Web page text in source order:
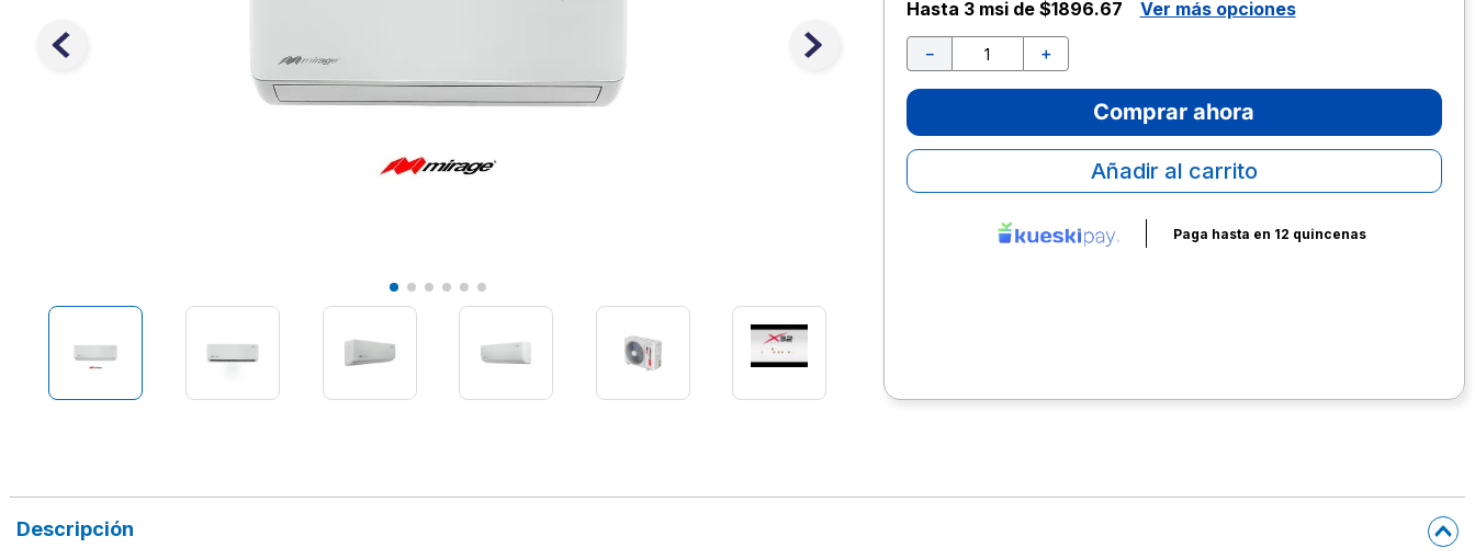
Hasta 3 msi de $1896.67 Ver más opciones
＋
－
Comprar ahora
Añadir al carrito
Paga hasta en 12 quincenas
Descripción
escolar